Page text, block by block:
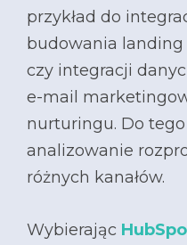
przykład do
budowania
czy integracji
e-mail
nurturingu. Do tego
analizowanie
różnych kanałów.
Wybierając